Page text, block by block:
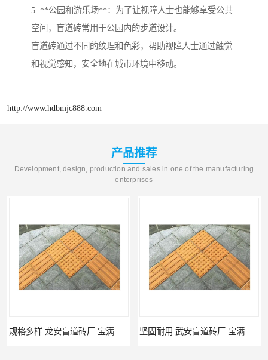
5. **公园和游乐场**：为了让视障人士也能够享受公共
空间，盲道砖常用于公园内的步道设计。
盲道砖通过不同的纹理和色彩，帮助视障人士通过触觉
和视觉感知，安全地在城市环境中移动。
http://www.hdbmjc888.com
产品推荐
Development, design, production and sales in one of the manufacturing
enterprises
规格多样 龙安盲道砖厂 宝满建材 坚固耐用 武安盲道砖厂 宝满建材